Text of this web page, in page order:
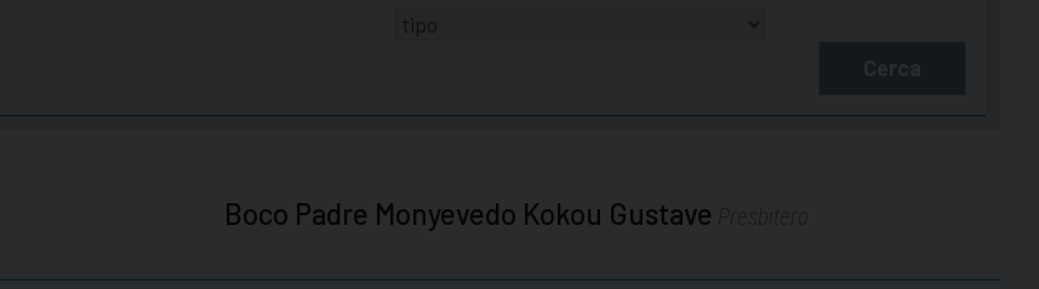
Boco Padre Monyevedo Kokou Gustave